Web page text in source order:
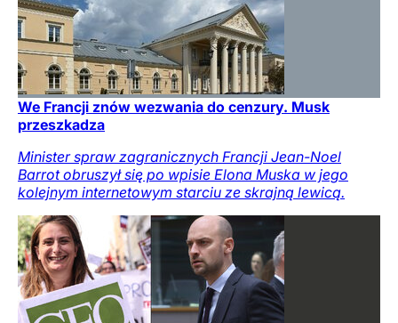
We Francji znów wezwania do cenzury. Musk
przeszkadza
Minister spraw zagranicznych Francji Jean-Noel
Barrot obruszył się po wpisie Elona Muska w jego
kolejnym internetowym starciu ze skrajną lewicą.